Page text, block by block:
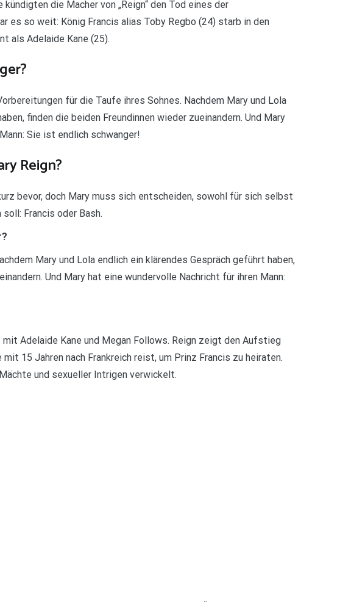
die Macher von „Reign“ den Tod eines der
es so weit: König Francis alias Toby Regbo (24) starb in den
als Adelaide Kane (25).
für die Taufe ihres Sohnes. Nachdem Mary und Lola
finden die beiden Freundinnen wieder zueinandern. Und Mary
Sie ist endlich schwanger!
Reign?
bevor, doch Mary muss sich entscheiden, sowohl für sich selbst
Francis oder Bash.
Mary und Lola endlich ein klärendes Gespräch geführt haben,
Und Mary hat eine wundervolle Nachricht für ihren Mann:
Adelaide Kane und Megan Follows. Reign zeigt den Aufstieg
15 Jahren nach Frankreich reist, um Prinz Francis zu heiraten.
und sexueller Intrigen verwickelt.